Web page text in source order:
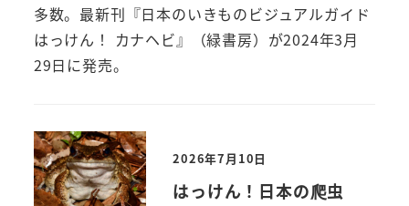
多数。最新刊『日本のいきものビジュアルガイド
はっけん！ カナヘビ』（緑書房）が2024年3月
29日に発売。
2026年7月10日
はっけん！日本の爬虫